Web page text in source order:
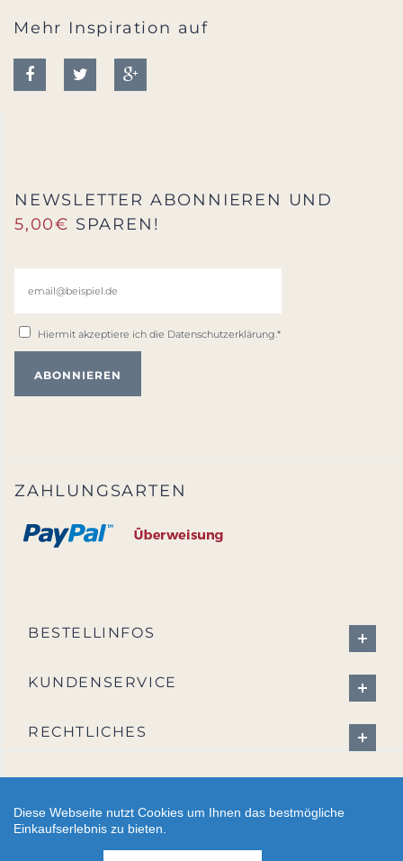
Mehr Inspiration auf
NEWSLETTER ABONNIEREN UND
5,00€ SPAREN!
Hiermit akzeptiere ich die Datenschutzerklärung.*
ZAHLUNGSARTEN
BESTELLINFOS
KUNDENSERVICE
RECHTLICHES
2026 - CreativBad-Shop.de
Diese Webseite nutzt Cookies um Ihnen das bestmögliche
Einkaufserlebnis zu bieten.